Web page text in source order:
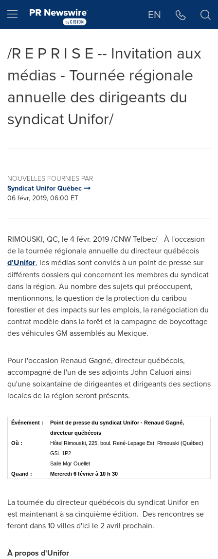
Hamburger menu EN
/R E P R I S E -- Invitation aux
médias - Tournée régionale
annuelle des dirigeants du
syndicat Unifor/
NOUVELLES FOURNIES PAR
Syndicat Unifor Québec
06 févr, 2019, 06:00 ET
RIMOUSKI, QC, le 4 févr. 2019 /CNW Telbec/ - À l'occasion
de la tournée régionale annuelle du directeur québécois
d'Unifor, les médias sont conviés à un point de presse sur
différents dossiers qui concernent les membres du syndicat
dans la région. Au nombre des sujets qui préoccupent,
mentionnons, la question de la protection du caribou
forestier et des impacts sur les emplois, la renégociation du
contrat modèle dans la forêt et la campagne de boycottage
des véhicules GM assemblés au Mexique.
Pour l'occasion Renaud Gagné, directeur québécois,
accompagné de l'un de ses adjointsJohn Caluori ainsi
qu'une soixantaine de dirigeantes et dirigeants des sections
locales de la région seront présents.
Événement :
Point de presse du syndicat Unifor - Renaud Gagné,
directeur québécois
Où :
Hôtel Rimouski, 225, boul. René-Lepage Est, Rimouski (Québec)
G5L 1P2
Salle Mgr Ouellet
Quand :
Mercredi 6 février à 10 h 30
La tournée du directeur québécois du syndicat Unifor en
est maintenant à sa cinquième édition. Des rencontres se
feront dans 10 villes d'ici le 2 avril prochain.
À propos d'Unifor